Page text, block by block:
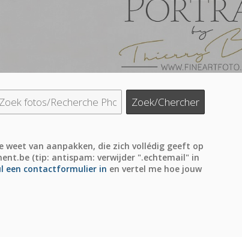
van aanpakken, die zich vollédig geeft op
(tip: antispam: verwijder ".echtemail" in
een contactformulier in en vertel me hoe jouw